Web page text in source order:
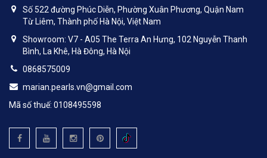
Số 522 đường Phúc Diễn, Phường Xuân Phương, Quận Nam
Từ Liêm, Thành phố Hà Nội, Việt Nam
Showroom: V7 - A05 The Terra An Hưng, 102 Nguyễn Thanh
Bình, La Khê, Hà Đông, Hà Nội
0868575009
marian.pearls.vn@gmail.com
Mã số thuế: 0108495598